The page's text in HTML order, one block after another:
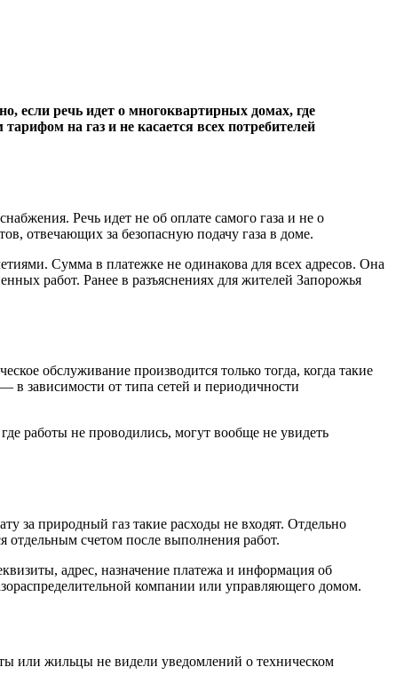
если речь идет о многоквартирных домах, где
на газ и не касается всех потребителей
Речь идет не об оплате самого газа и не о
отвечающих за безопасную подачу газа в доме.
Сумма в платежке не одинакова для всех адресов. Она
работ. Ранее в разъяснениях для жителей Запорожья
обслуживание производится только тогда, когда такие
в зависимости от типа сетей и периодичности
работы не проводились, могут вообще не увидеть
за природный газ такие расходы не входят. Отдельно
отдельным счетом после выполнения работ.
адрес, назначение платежа и информация об
компании или управляющего домом.
или жильцы не видели уведомлений о техническом